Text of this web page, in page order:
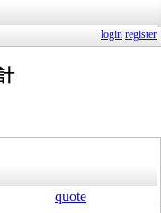
login register
quote